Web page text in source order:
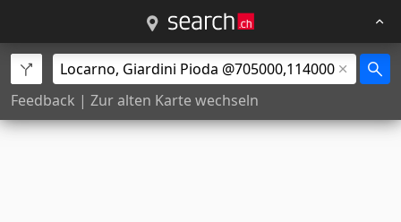
Feedback | Zur alten Karte wechseln